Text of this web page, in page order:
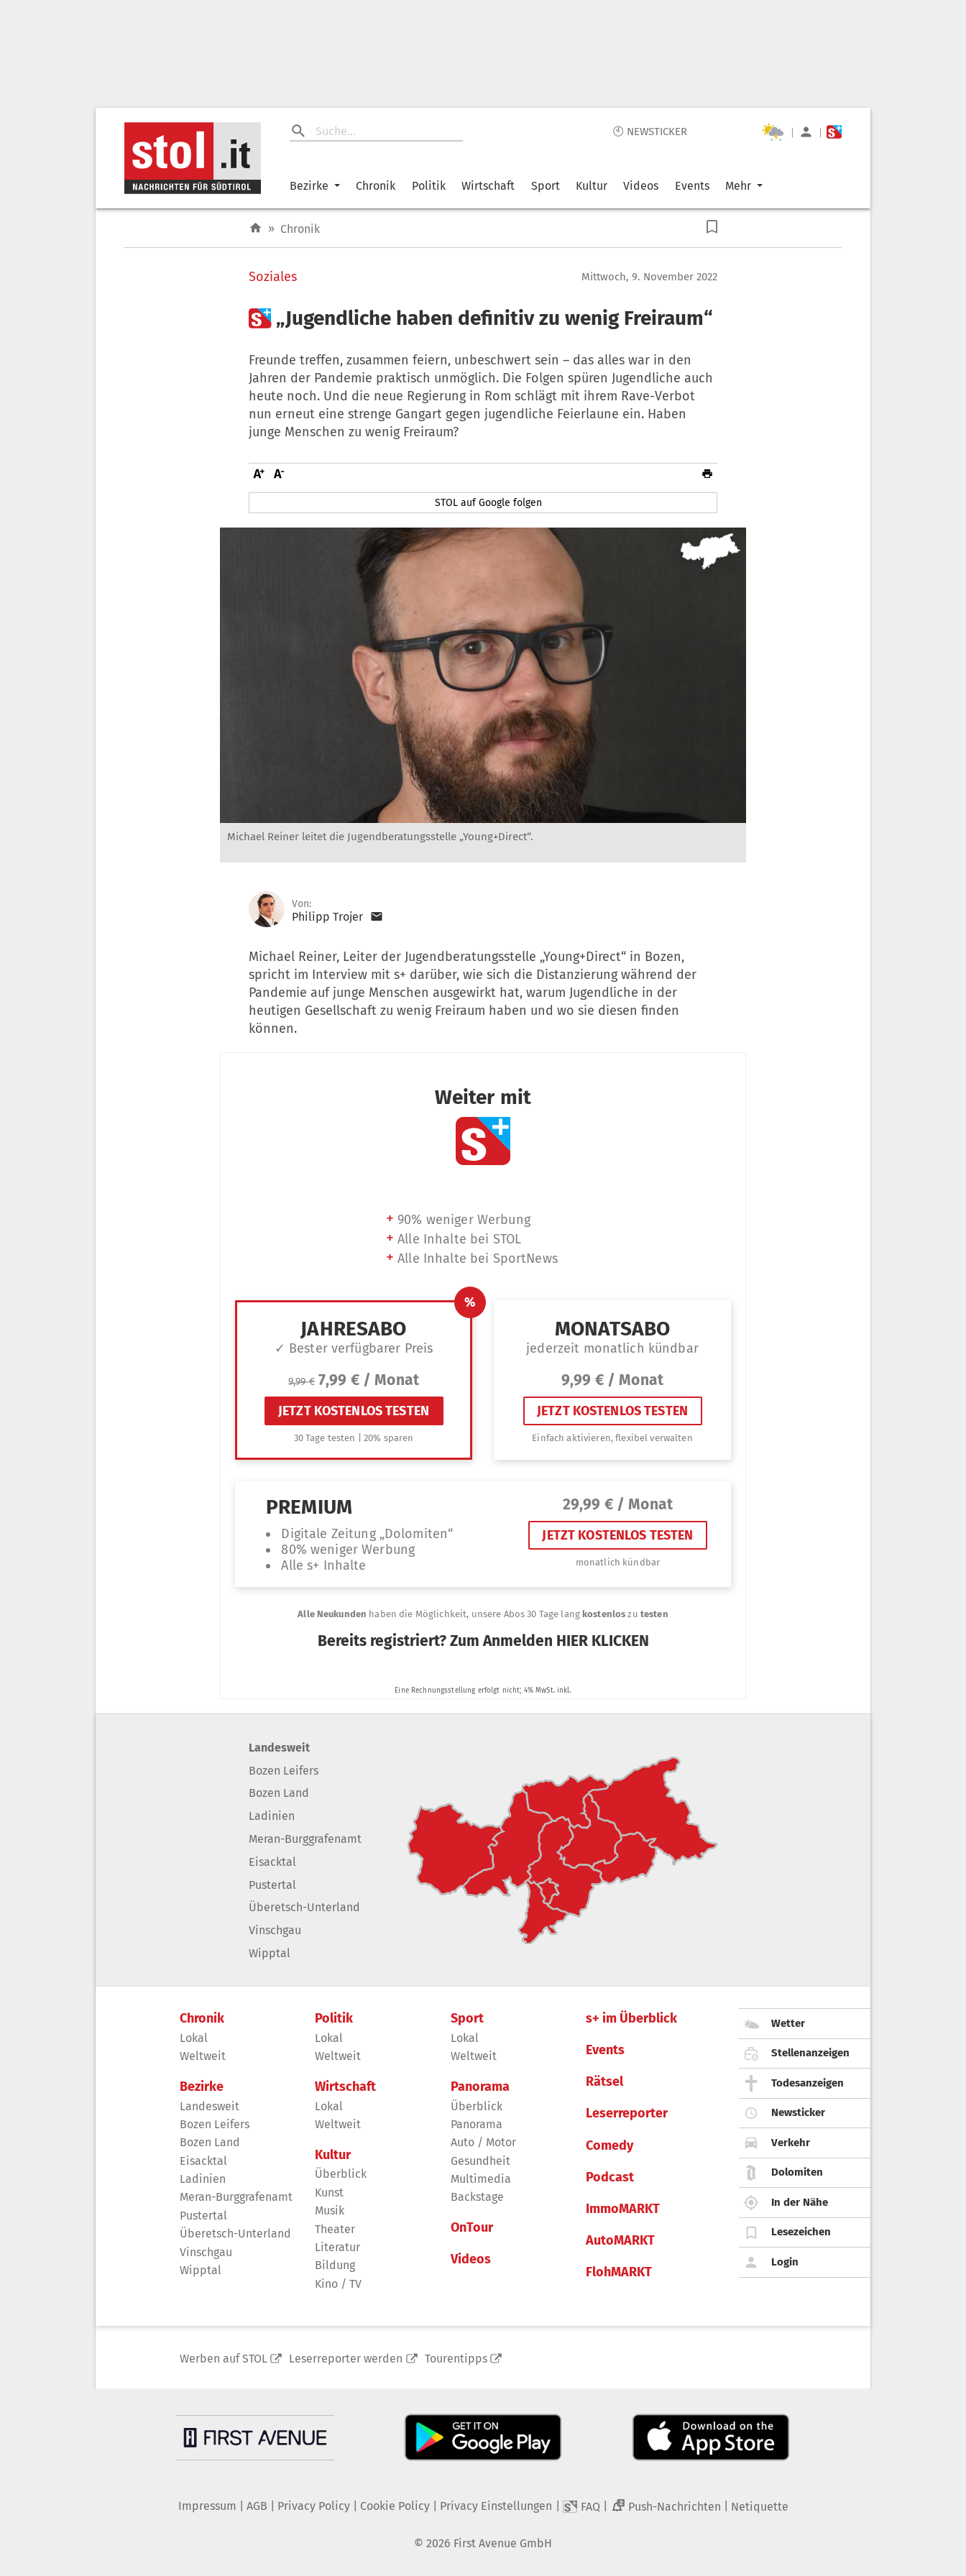
🕙 NEWSTICKER | |
Bezirke Chronik Politik Wirtschaft Sport Kultur Videos Events Mehr
» Chronik
Soziales Mittwoch, 9. November 2022
 „Jugendliche haben definitiv zu wenig Freiraum“
Freunde treffen, zusammen feiern, unbeschwert sein – das alles war in den
Jahren der Pandemie praktisch unmöglich. Die Folgen spüren Jugendliche auch
heute noch. Und die neue Regierung in Rom schlägt mit ihrem Rave-Verbot
nun erneut eine strenge Gangart gegen jugendliche Feierlaune ein. Haben
junge Menschen zu wenig Freiraum?
STOL auf Google folgen
Michael Reiner leitet die Jugendberatungsstelle „Young+Direct“.
Von:
Philipp Trojer
Michael Reiner, Leiter der Jugendberatungsstelle „Young+Direct“ in Bozen,
spricht im Interview mit s+ darüber, wie sich die Distanzierung während der
Pandemie auf junge Menschen ausgewirkt hat, warum Jugendliche in der
heutigen Gesellschaft zu wenig Freiraum haben und wo sie diesen finden
können.
Landesweit
Bozen Leifers
Bozen Land
Ladinien
Meran-Burggrafenamt
Eisacktal
Pustertal
Überetsch-Unterland
Vinschgau
Wipptal
Chronik
Lokal
Weltweit
Bezirke
Landesweit
Bozen Leifers
Bozen Land
Eisacktal
Ladinien
Meran-Burggrafenamt
Pustertal
Überetsch-Unterland
Vinschgau
Wipptal
Politik
Lokal
Weltweit
Wirtschaft
Lokal
Weltweit
Kultur
Überblick
Kunst
Musik
Theater
Literatur
Bildung
Kino / TV
Sport
Lokal
Weltweit
Panorama
Überblick
Panorama
Auto / Motor
Gesundheit
Multimedia
Backstage
OnTour
Videos
s+ im Überblick
Events
Rätsel
Leserreporter
Comedy
Podcast
ImmoMARKT
AutoMARKT
FlohMARKT
Wetter
Stellenanzeigen
Todesanzeigen
Newsticker
Verkehr
Dolomiten
In der Nähe
Lesezeichen
Login
Werben auf STOL Leserreporter werden Tourentipps
Impressum AGB Privacy Policy| Cookie Policy| Privacy Einstellungen FAQ 2 Push-Nachrichten Netiquette
© 2026 First Avenue GmbH